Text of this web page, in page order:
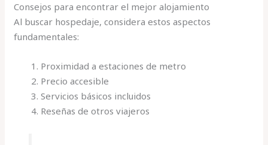
Consejos para encontrar el mejor alojamiento
Al buscar hospedaje, considera estos aspectos
fundamentales:
Proximidad a estaciones de metro
Precio accesible
Servicios básicos incluidos
Reseñas de otros viajeros